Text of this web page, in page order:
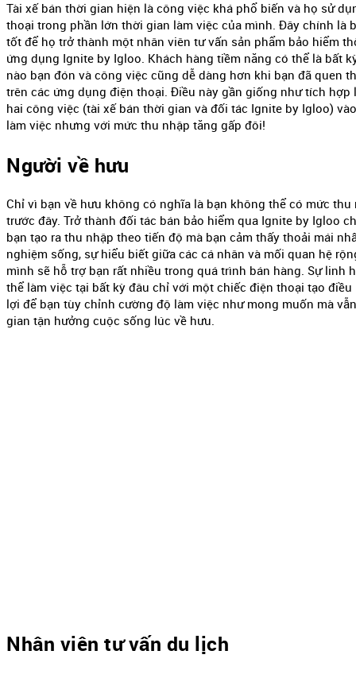
Tài xế bán thời gian hiện là công việc khá phổ biến và họ sử
thoại trong phần lớn thời gian làm việc của mình. Đây chính là
tốt để họ trở thành một nhân viên tư vấn sản phẩm bảo hiểm
ứng dụng Ignite by Igloo. Khách hàng tiềm năng có thể là bất
nào bạn đón và công việc cũng dễ dàng hơn khi bạn đã quen
trên các ứng dụng điện thoại. Điều này gần giống như tích hợp
hai công việc (tài xế bán thời gian và đối tác Ignite by Igloo)
làm việc nhưng với mức thu nhập tăng gấp đôi!
Người về hưu
Chỉ vì bạn về hưu không có nghĩa là bạn không thể có mức thu
trước đây. Trở thành đối tác bán bảo hiểm qua Ignite by Igloo
bạn tạo ra thu nhập theo tiến độ mà bạn cảm thấy thoải mái
nghiệm sống, sự hiểu biết giữa các cá nhân và mối quan hệ
mình sẽ hỗ trợ bạn rất nhiều trong quá trình bán hàng. Sự linh
thể làm việc tại bất kỳ đâu chỉ với một chiếc điện thoại tạo điều
lợi để bạn tùy chỉnh cường độ làm việc như mong muốn mà
gian tận hưởng cuộc sống lúc về hưu.
Nhân viên tư vấn du lịch